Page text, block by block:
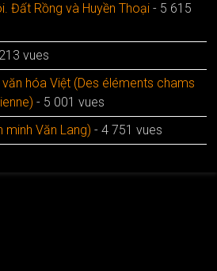
Đất Rồng và Huyền Thoại - 5 615
vues
hóa Việt (Des éléments chams
- 5 001 vues
minh Văn Lang) - 4 751 vues